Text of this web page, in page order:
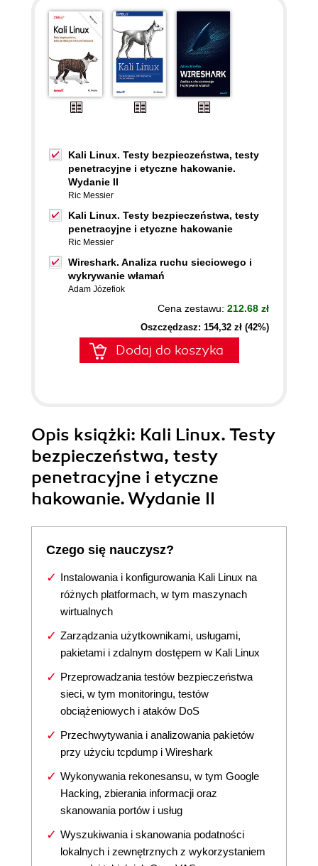
Kali Linux. Testy bezpieczeństwa, testy
penetracyjne i etyczne hakowanie.
Wydanie II
Ric Messier
Kali Linux. Testy bezpieczeństwa, testy
penetracyjne i etyczne hakowanie
Ric Messier
Wireshark. Analiza ruchu sieciowego i
wykrywanie włamań
Adam Józefiok
Cena zestawu: 212.68 zł
Oszczędzasz: 154,32 zł (42%)
Dodaj do koszyka
Opis książki: Kali Linux. Testy
bezpieczeństwa, testy
penetracyjne i etyczne
hakowanie. Wydanie II
Czego się nauczysz?
Instalowania i konfigurowania Kali Linux na
różnych platformach, w tym maszynach
wirtualnych
Zarządzania użytkownikami, usługami,
pakietami i zdalnym dostępem w Kali Linux
Przeprowadzania testów bezpieczeństwa
sieci, w tym monitoringu, testów
obciążeniowych i ataków DoS
Przechwytywania i analizowania pakietów
przy użyciu tcpdump i Wireshark
Wykonywania rekonesansu, w tym Google
Hacking, zbierania informacji oraz
skanowania portów i usług
Wyszukiwania i skanowania podatności
lokalnych i zewnętrznych z wykorzystaniem